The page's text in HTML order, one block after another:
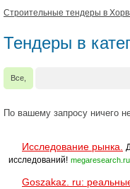
Строительные тендеры в
Тендеры в
Все,
По вашему запросу ничего
Исследование рынка.
исследований! megaresearch.ru
Goszakaz. ru: